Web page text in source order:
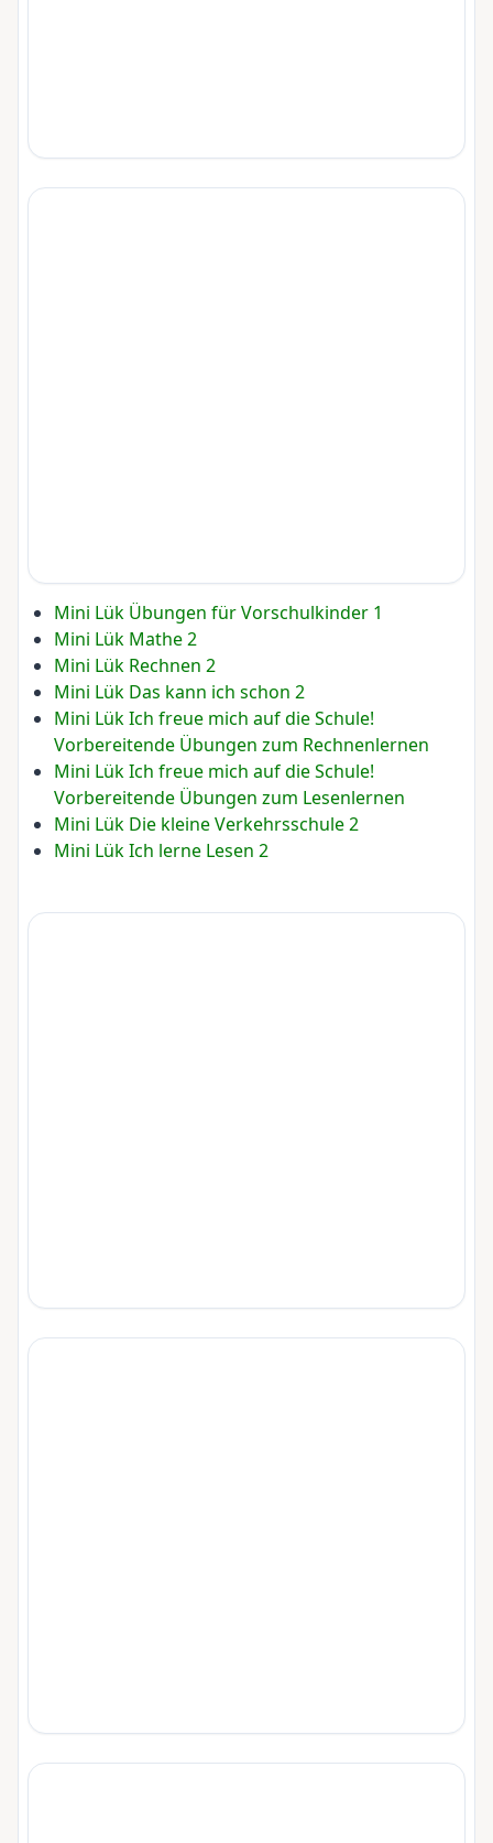
Mini Lük Übungen für Vorschulkinder 1
Mini Lük Mathe 2
Mini Lük Rechnen 2
Mini Lük Das kann ich schon 2
Mini Lük Ich freue mich auf die Schule!
Vorbereitende Übungen zum Rechnenlernen
Mini Lük Ich freue mich auf die Schule!
Vorbereitende Übungen zum Lesenlernen
Mini Lük Die kleine Verkehrsschule 2
Mini Lük Ich lerne Lesen 2